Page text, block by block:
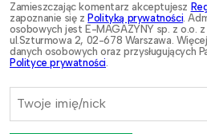
Zamieszczając komentarz akceptujesz
zapoznanie się z Polityką prywatności.
osobowych jest E-MAGAZYNY sp. z o.o.
ul.Szturmowa 2, 02-678 Warszawa.
danych osobowych oraz przysługujących
Polityce prywatności.